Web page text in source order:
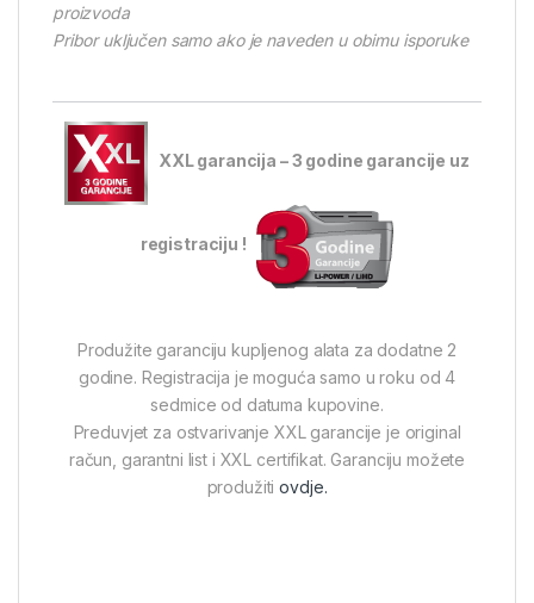
proizvoda
Pribor uključen samo ako je naveden u obimu isporuke
XXL garancija – 3 godine garancije uz
registraciju !
Produžite garanciju kupljenog alata za dodatne 2
godine. Registracija je moguća samo u roku od 4
sedmice od datuma kupovine.
Preduvjet za ostvarivanje XXL garancije je original
račun, garantni list i XXL certifikat. Garanciju možete
produžitiovdje.